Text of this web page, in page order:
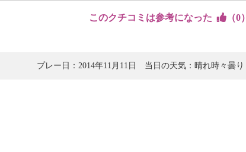
このクチコミは参考になった （0）
プレー日：2014年11月11日 当日の天気：晴れ時々曇り